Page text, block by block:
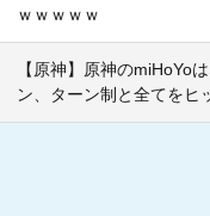
ｗｗｗｗｗ
【原神】原神のmiHoYo
ン、ターン制と全てをヒ